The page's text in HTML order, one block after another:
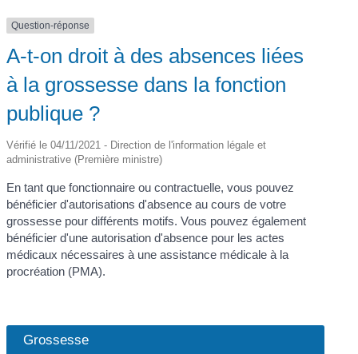
Question-réponse
A-t-on droit à des absences liées
à la grossesse dans la fonction
publique ?
Vérifié le 04/11/2021 - Direction de l'information légale et
administrative (Première ministre)
En tant que fonctionnaire ou contractuelle, vous pouvez
bénéficier d'autorisations d'absence au cours de votre
grossesse pour différents motifs. Vous pouvez également
bénéficier d'une autorisation d'absence pour les actes
médicaux nécessaires à une assistance médicale à la
procréation (PMA).
Grossesse